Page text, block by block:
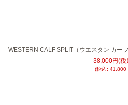
WESTERN CALF SPLIT（ウエスタン カー
38,000円(税
(税込 : 41,800